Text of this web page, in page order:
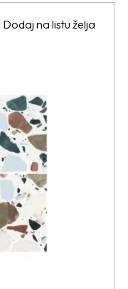
Dodaj na listu želja